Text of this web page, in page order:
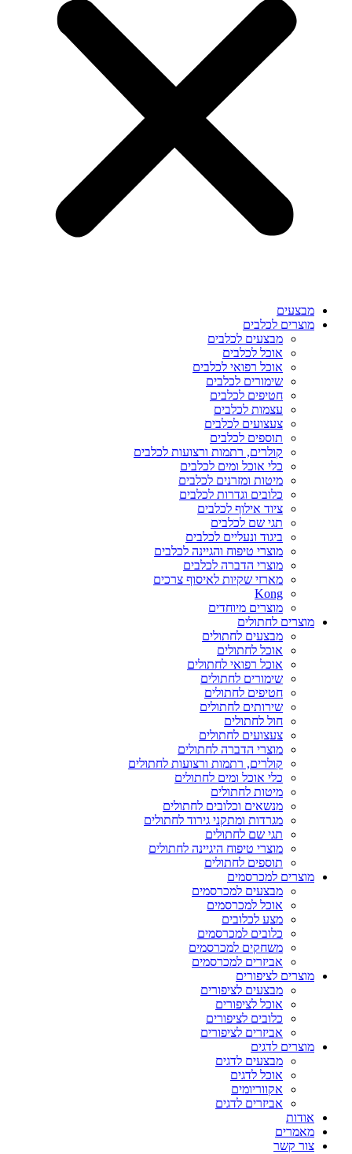
מבצעים
מוצרים לכלבים
מבצעים לכלבים
אוכל לכלבים
אוכל רפואי לכלבים
שימורים לכלבים
חטיפים לכלבים
עצמות לכלבים
צעצועים לכלבים
תוספים לכלבים
קולרים, רתמות ורצועות לכלבים
כלי אוכל ומים לכלבים
מיטות ומזרנים לכלבים
כלובים וגדרות לכלבים
ציוד אילוף לכלבים
תגי שם לכלבים
ביגוד ונעליים לכלבים
מוצרי טיפוח והגיינה לכלבים
מוצרי הדברה לכלבים
מארזי שקיות לאיסוף צרכים
Kong
מוצרים מיוחדים
מוצרים לחתולים
מבצעים לחתולים
אוכל לחתולים
אוכל רפואי לחתולים
שימורים לחתולים
חטיפים לחתולים
שירותים לחתולים
חול לחתולים
צעצועים לחתולים
מוצרי הדברה לחתולים
קולרים, רתמות ורצועות לחתולים
כלי אוכל ומים לחתולים
מיטות לחתולים
מנשאים וכלובים לחתולים
מגרדות ומתקני גירוד לחתולים
תגי שם לחתולים
מוצרי טיפוח היגיינה לחתולים
תוספים לחתולים
מוצרים למכרסמים
מבצעים למכרסמים
אוכל למכרסמים
מצע לכלובים
כלובים למכרסמים
משחקים למכרסמים
אביזרים למכרסמים
מוצרים לציפורים
מבצעים לציפורים
אוכל לציפורים
כלובים לציפורים
אביזרים לציפורים
מוצרים לדגים
מבצעים לדגים
אוכל לדגים
אקווריומים
אביזרים לדגים
אודות
מאמרים
צור קשר